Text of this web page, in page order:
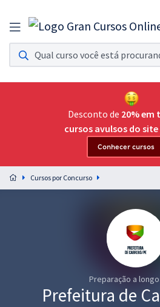
Assinatura Ilimitada 11
Acesso a todos os cursos. Teste grátis por 7 dias!
Assinatura OAB Até Passar
Acesso ilimitado a toda preparação para o
Preparação completa e intensiva para as
residências em saúde do Brasil
Desconto de 20% em
cursos avulsos do site
Conhecer cursos
Cursos por Concurso
Preparação a
Prefeitura de